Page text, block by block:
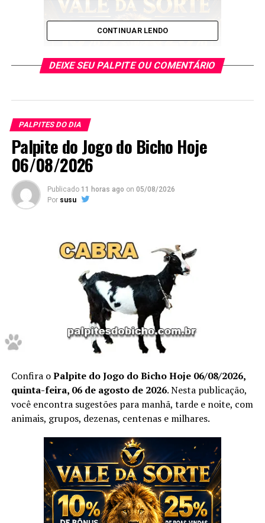
E esses palpites são os melhores que encontrará no
Google.
Dessa forma, para acompanhar previsões atualizadas
diariamente, acesse também a página de palpites do
jogo do bicho hoje.
Confira Aqui
Não deixe de anotar.
Prepare caneta e papel e Anote cada palpitepara que
você faça o jogo perfeito, e aumente a sua
probabilidade de ganhar nojogo do bicho no dia 05 de
de 2026.
Após anotar as nossas dicas e os nossospalpites do
CONTINUAR LENDO
DEIXE SEU PALPITE OU COMENTÁRIO
PALPITES DO DIA
Palpite do Jogo do Bicho Hoje
06/08/2026
Publicado 11 horas ago on 05/08/2026
Por susu
Confira oPalpite do Jogo do Bicho Hoje 06/08/2026,
quinta-feira, 06 de agosto de 2026. Nesta publicação,
você encontra sugestões para manhã, tarde e noite, com
animais, grupos, dezenas, centenas e milhares.